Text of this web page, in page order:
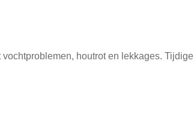
houtrot en lekkages. Tijdige